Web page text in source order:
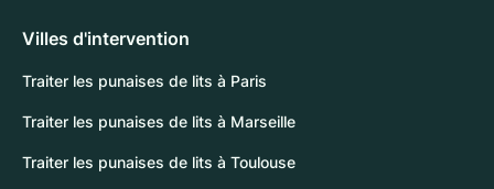
Villes d'intervention
Traiter les punaises de lits à Paris
Traiter les punaises de lits à Marseille
Traiter les punaises de lits à Toulouse